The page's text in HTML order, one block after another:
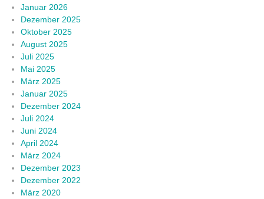
Januar 2026
Dezember 2025
Oktober 2025
August 2025
Juli 2025
Mai 2025
März 2025
Januar 2025
Dezember 2024
Juli 2024
Juni 2024
April 2024
März 2024
Dezember 2023
Dezember 2022
März 2020